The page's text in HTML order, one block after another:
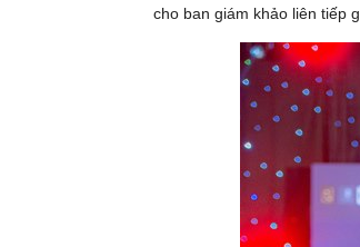
cho ban giám khảo liên tiếp